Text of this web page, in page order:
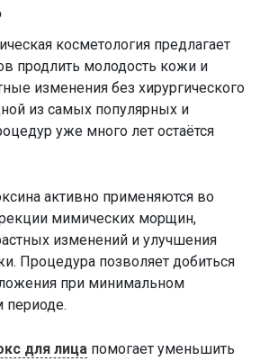
косметология предлагает
продлить молодость кожи и
изменения без хирургического
из самых популярных и
уже много лет остаётся
активно применяются во
мимических морщин,
изменений и улучшения
Процедура позволяет добиться
при минимальном
периоде.
для лица помогает уменьшить